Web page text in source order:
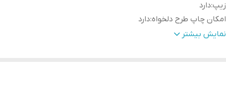
زیپ:دارد
امکان چاپ طرح دلخواه:دارد
ارسال به سراسر کشور
نمایش بیشتر